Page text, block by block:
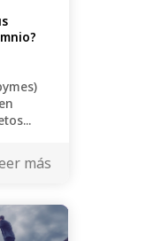
más